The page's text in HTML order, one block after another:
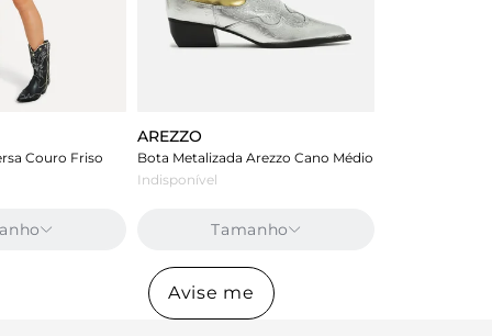
Couro Friso
AREZZO
Bota Metalizada Arezzo Cano Médio
Indisponível
Tamanho
Avise me